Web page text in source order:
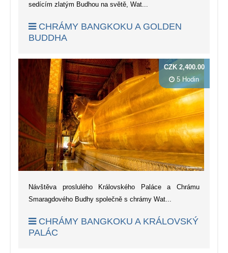
sedícím zlatým Budhou na světě, Wat...
CHRÁMY BANGKOKU A GOLDEN
BUDDHA
Návštěva proslulého Královského Paláce a Chrámu
Smaragdového Budhy společně s chrámy Wat...
CHRÁMY BANGKOKU A KRÁLOVSKÝ
PALÁC
CZK 2,400.00
5 Hodin